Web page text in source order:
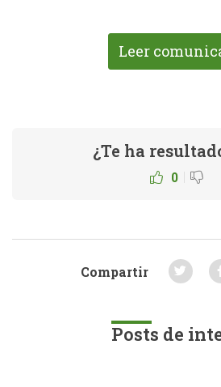
Leer
¿Te ha
0 |
Compartir
Posts de